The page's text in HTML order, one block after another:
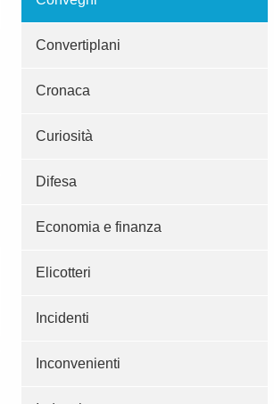
Convertiplani
Cronaca
Curiosità
Difesa
Economia e finanza
Elicotteri
Incidenti
Inconvenienti